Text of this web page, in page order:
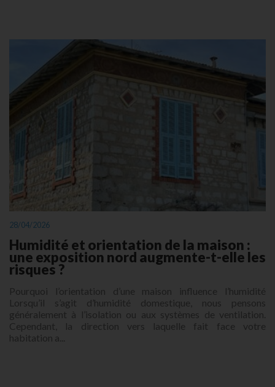
28/04/2026
Humidité et orientation de la maison :
une exposition nord augmente-t-elle les
risques ?
Pourquoi l’orientation d’une maison influence l’humidité
Lorsqu’il s’agit d’humidité domestique, nous pensons
généralement à l’isolation ou aux systèmes de ventilation.
Cependant, la direction vers laquelle fait face votre
habitation a...